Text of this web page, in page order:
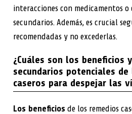
interacciones con medicamentos o
secundarios. Además, es crucial
recomendadas y no excederlas.
¿Cuáles son los beneficios
secundarios potenciales
caseros para despejar las
Los beneficios de los remedios